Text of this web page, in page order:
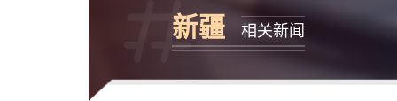
新疆 相关新闻